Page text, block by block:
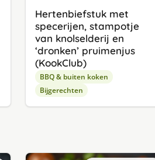
Hertenbiefstuk met
specerijen, stampotje
van knolselderij en
‘dronken’ pruimenjus
(KookClub)
BBQ & buiten koken
Bijgerechten